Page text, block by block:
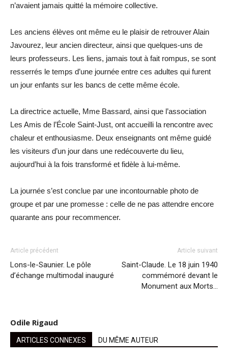
n’avaient jamais quitté la mémoire collective.
Les anciens élèves ont même eu le plaisir de retrouver Alain
Javourez, leur ancien directeur, ainsi que quelques-uns de
leurs professeurs. Les liens, jamais tout à fait rompus, se sont
resserrés le temps d’une journée entre ces adultes qui furent
un jour enfants sur les bancs de cette même école.
La directrice actuelle, Mme Bassard, ainsi que l’association
Les Amis de l’École Saint-Just, ont accueilli la rencontre avec
chaleur et enthousiasme. Deux enseignants ont même guidé
les visiteurs d’un jour dans une redécouverte du lieu,
aujourd’hui à la fois transformé et fidèle à lui-même.
La journée s’est conclue par une incontournable photo de
groupe et par une promesse : celle de ne pas attendre encore
quarante ans pour recommencer.
Article précédent
Lons-le-Saunier. Le pôle
d’échange multimodal inauguré
Article suivant
Saint-Claude. Le 18 juin 1940
commémoré devant le
Monument aux Morts…
Odile Rigaud
ARTICLES CONNEXES DU MÊME AUTEUR